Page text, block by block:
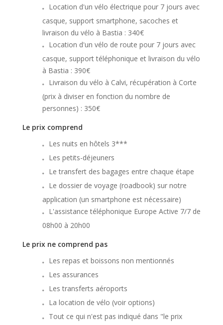
Location d'un vélo électrique pour 7 jours avec
casque, support smartphone, sacoches et
livraison du vélo à Bastia : 340€
Location d'un vélo de route pour 7 jours avec
casque, support téléphonique et livraison du vélo
à Bastia : 390€
Livraison du vélo à Calvi, récupération à Corte
(prix à diviser en fonction du nombre de
personnes) : 350€
Le prix comprend
Les nuits en hôtels 3***
Les petits-déjeuners
Le transfert des bagages entre chaque étape
Le dossier de voyage (roadbook) sur notre
application (un smartphone est nécessaire)
L'assistance téléphonique Europe Active 7/7 de
08h00 à 20h00
Le prix ne comprend pas
Les repas et boissons non mentionnés
Les assurances
Les transferts aéroports
La location de vélo (voir options)
Tout ce qui n'est pas indiqué dans "le prix